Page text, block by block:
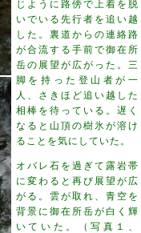
じように路傍で上着を脱
いでいる先行者を追い越
した。裏道からの連絡路
が合流する手前で御在所
岳の展望が広がった。三
脚を持った登山者が一
人、さきほど追い越した
相棒を待っている。遅く
なると山頂の樹氷が溶け
ることを気にしていた。
オバレ石を過ぎて露岩帯
に変わると再び展望が広
がる。雲が取れ、青空を
背景に御在所岳が白く輝
いていた。（写真１、